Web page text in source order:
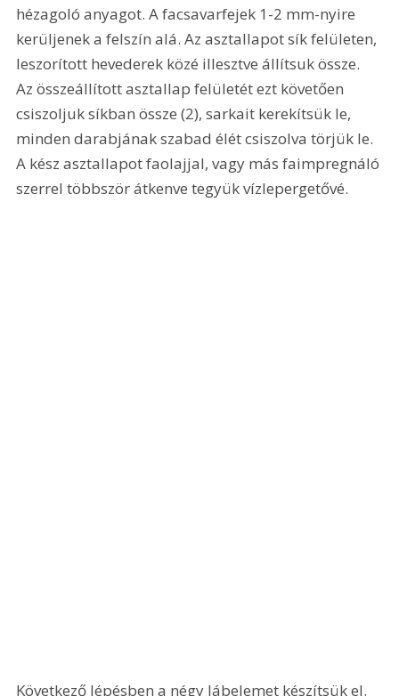
hézagoló anyagot. A facsavarfejek 1-2 mm-nyire
kerüljenek a felszín alá. Az asztallapot sík felületen,
leszorított hevederek közé illesztve állítsuk össze.
Az összeállított asztallap felületét ezt követően
csiszoljuk síkban össze (2), sarkait kerekítsük le,
minden darabjának szabad élét csiszolva törjük le.
A kész asztallapot faolajjal, vagy más faimpregnáló
szerrel többször átkenve tegyük vízlepergetővé.
Következő lépésben a négy lábelemet készítsük el.